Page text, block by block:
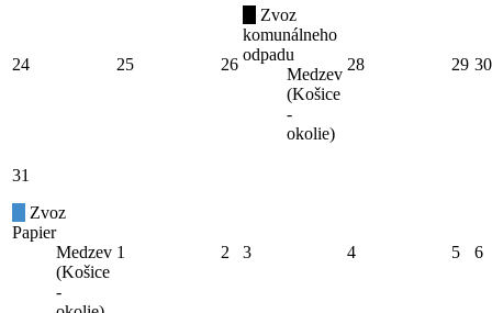
24 25 26
Zvoz
komunálneho
odpadu
Medzev
(Košice
-
okolie)
28 29 30
31
Zvoz
Papier
Medzev
(Košice
-
1 2 3 4 5 6